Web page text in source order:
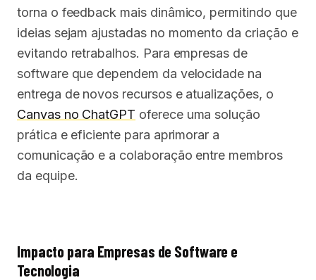
torna o feedback mais dinâmico, permitindo que
ideias sejam ajustadas no momento da criação e
evitando retrabalhos. Para empresas de
software que dependem da velocidade na
entrega de novos recursos e atualizações, o
Canvas no ChatGPT oferece uma solução
prática e eficiente para aprimorar a
comunicação e a colaboração entre membros
da equipe.
Impacto para Empresas de Software e
Tecnologia